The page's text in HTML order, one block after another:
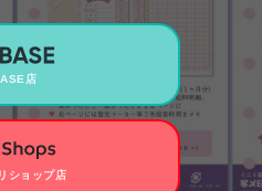
店
ショップ店